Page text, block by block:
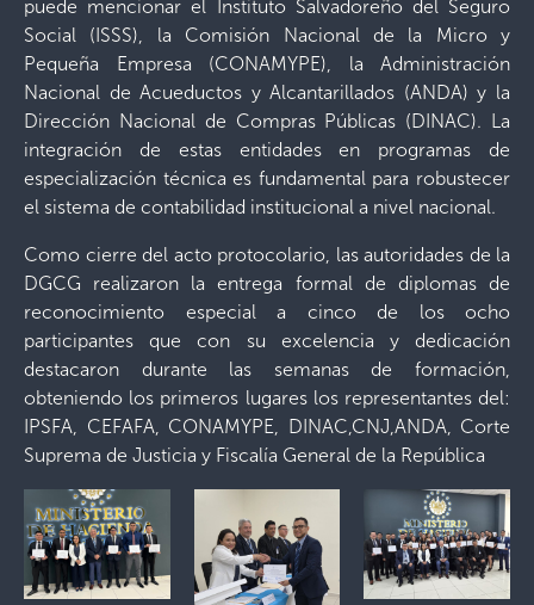
puede mencionar el Instituto Salvadoreño del Seguro
Social (ISSS), la Comisión Nacional de la Micro y
Pequeña Empresa (CONAMYPE), la Administración
Nacional de Acueductos y Alcantarillados (ANDA) y la
Dirección Nacional de Compras Públicas (DINAC). La
integración de estas entidades en programas de
especialización técnica es fundamental para robustecer
el sistema de contabilidad institucional a nivel nacional.
Como cierre del acto protocolario, las autoridades de la
DGCG realizaron la entrega formal de diplomas de
reconocimiento especial a cinco de los ocho
participantes que con su excelencia y dedicación
destacaron durante las semanas de formación,
obteniendo los primeros lugares los representantes del:
IPSFA, CEFAFA, CONAMYPE, DINAC,CNJ,ANDA, Corte
Suprema de Justicia y Fiscalía General de la República